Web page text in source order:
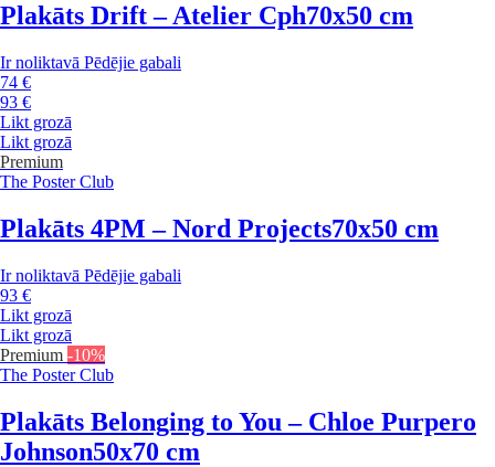
Plakāts Drift – Atelier Cph70x50 cm
Ir noliktavā Pēdējie gabali
74 €
93 €
Likt grozā
Likt grozā
Premium
The Poster Club
Plakāts 4PM – Nord Projects70x50 cm
Ir noliktavā Pēdējie gabali
93 €
Likt grozā
Likt grozā
Premium -10%
The Poster Club
Plakāts Belonging to You – Chloe Purpero
Johnson50x70 cm